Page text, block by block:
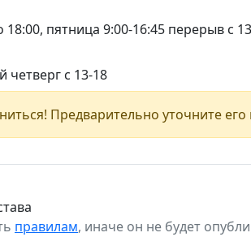
18:00, пятница 9:00-16:45 перерыв с
четверг с 13-18
Предварительно уточните
правилам, иначе он не будет